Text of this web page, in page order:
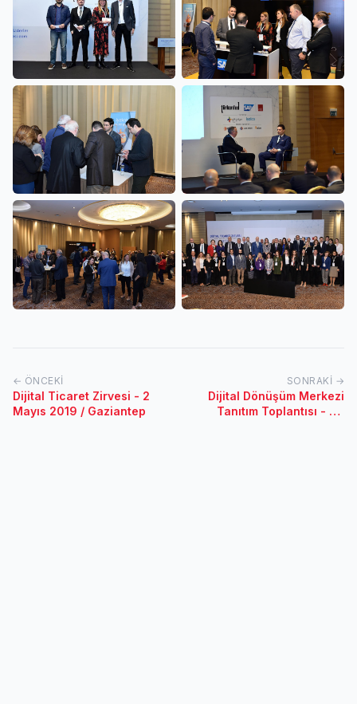
← ÖNCEKI
Dijital Ticaret Zirvesi - 2
Mayıs 2019 / Gaziantep
SONRAKI →
Dijital Dönüşüm Merkezi
Tanıtım Toplantısı - 26